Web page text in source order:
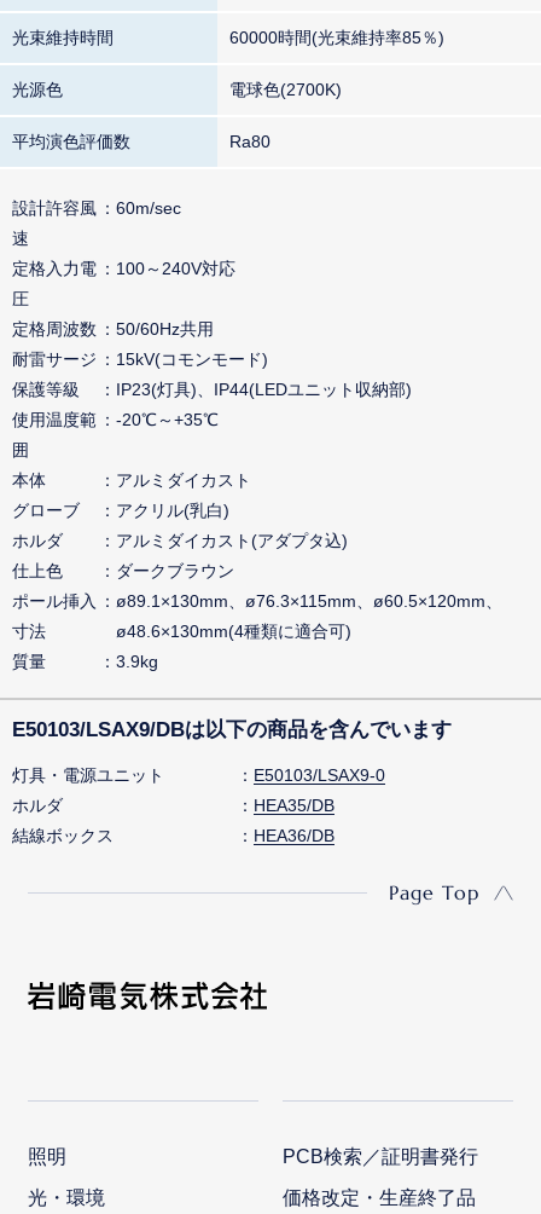
光束維持時間 60000時間(光束維持率85％)
光源色 電球色(2700K)
平均演色評価数 Ra80
設計許容風
速
60m/sec
定格入力電
圧
100～240V対応
定格周波数
50/60Hz共用
耐雷サージ
15kV(コモンモード)
保護等級
IP23(灯具)、IP44(LEDユニット収納部)
使用温度範
囲
-20℃～+35℃
本体
アルミダイカスト
グローブ
アクリル(乳白)
ホルダ
アルミダイカスト(アダプタ込)
仕上色
ダークブラウン
ポール挿入
寸法
ø89.1×130mm、ø76.3×115mm、ø60.5×120mm、
ø48.6×130mm(4種類に適合可)
質量
3.9kg
E50103/LSAX9/DBは以下の商品を含んでいます
灯具・電源ユニット
E50103/LSAX9-0
ホルダ
HEA35/DB
結線ボックス
HEA36/DB
Page Top
照明
光・環境
PCB検索／証明書発行
価格改定・生産終了品